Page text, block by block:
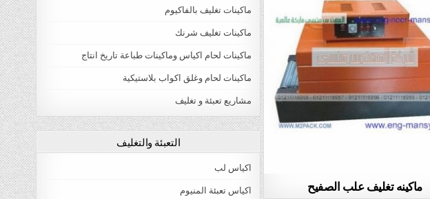
ماكينه تغليف علب الصفيح
ماكينات تغليف بالفاكيوم
ماكينات تغليف شرنك
ماكينات لحام اكياس وماكينات طباعة تاريخ انتاج
ماكينات لحام وغلق اكواب بلاستيكية
مشاريع تعبئة و تغليف
التعبئة والتغليف
اكياس لب
اكياس تعبئة المنيوم